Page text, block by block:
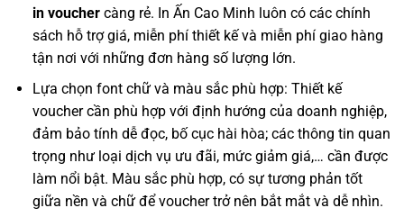
in vouchercàng rẻ. In Ấn Cao Minh luôn có các chính
sách hỗ trợ giá, miễn phí thiết kế và miễn phí giao hàng
tận nơi với những đơn hàng số lượng lớn.
Lựa chọn font chữ và màu sắc phù hợp​: Thiết kế
voucher cần phù hợp với định hướng của doanh nghiệp,
đảm bảo tính dễ đọc, bố cục hài hòa; các thông tin quan
trọng như loại dịch vụ ưu đãi, mức giảm giá,… cần được
làm nổi bật. Màu sắc phù hợp, có sự tương phản tốt
giữa nền và chữ để voucher trở nên bắt mắt và dễ nhìn.